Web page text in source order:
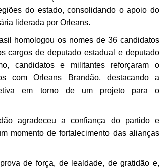
do estado, consolidando o apoio do
liderada por Orleans.
homologou os nomes de 36 candidatos
cargos de deputado estadual e deputado
candidatos e militantes reforçaram o
com Orleans Brandão, destacando a
em torno de um projeto para o
agradeceu a confiança do partido e
momento de fortalecimento das alianças
de força, de lealdade, de gratidão e,